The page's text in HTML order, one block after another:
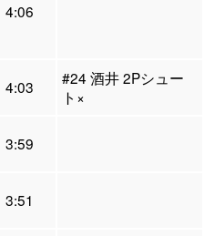
4:06
4:03
#24 酒井 2Pシュー
ト×
3:59
3:51